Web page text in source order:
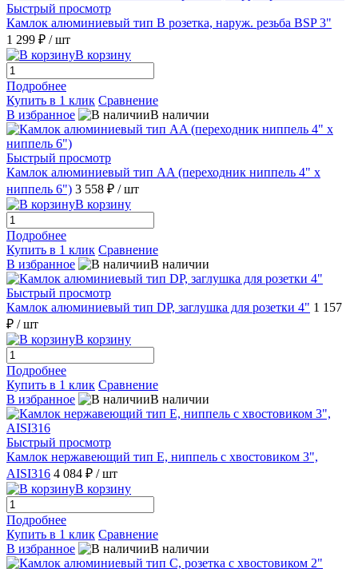
Быстрый просмотр
Камлок алюминиевый тип B розетка, наруж. резьба BSP 3"
1 299 ₽ / шт
В корзину
Подробнее
Купить в 1 клик Сравнение
В избранное
В наличии
Быстрый просмотр
Камлок алюминиевый тип AA (переходник ниппель 4" х
ниппель 6") 3 558 ₽ / шт
В корзину
Подробнее
Купить в 1 клик Сравнение
В избранное
В наличии
Быстрый просмотр
Камлок алюминиевый тип DР, заглушка для розетки 4" 1 157
₽ / шт
В корзину
Подробнее
Купить в 1 клик Сравнение
В избранное
В наличии
Быстрый просмотр
Камлок нержавеющий тип E, ниппель с хвостовиком 3",
AISI316 4 084 ₽ / шт
В корзину
Подробнее
Купить в 1 клик Сравнение
В избранное
В наличии